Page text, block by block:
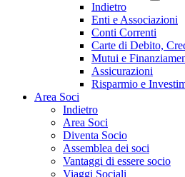
Indietro
Enti e Associazioni
Conti Correnti
Carte di Debito,
Mutui e
Assicurazioni
Risparmio e
Area Soci
Indietro
Area Soci
Diventa Socio
Assemblea dei soci
Vantaggi di essere socio
Viaggi Sociali